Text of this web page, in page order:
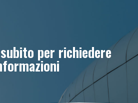
per richiedere